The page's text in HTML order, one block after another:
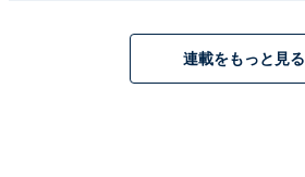
連載をもっと見る